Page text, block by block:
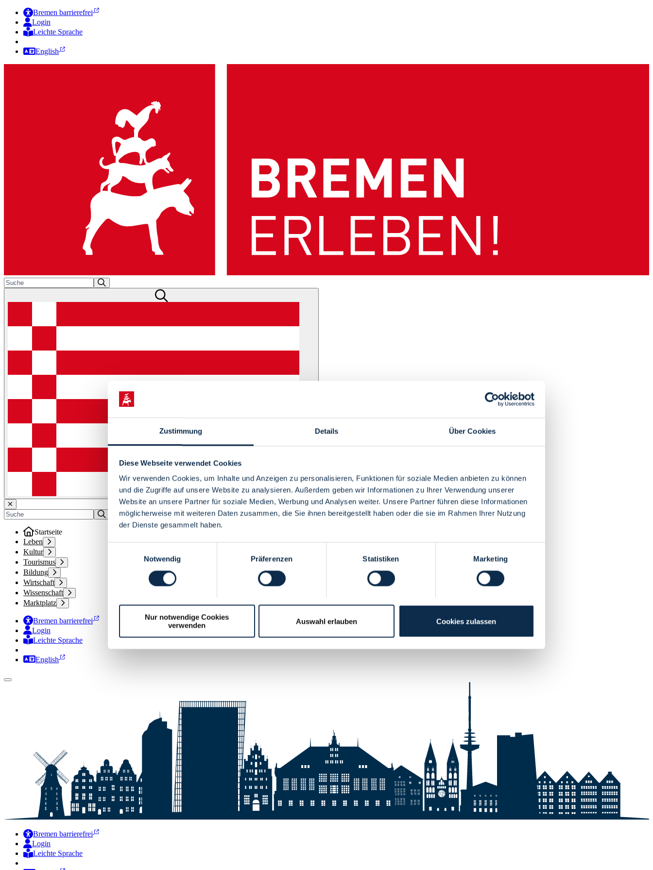
Zustimmung Details Über Cookies
Diese Webseite verwendet Cookies
Wir verwenden Cookies, um Inhalte und Anzeigen zu personalisieren, Funktionen für soziale Medien anbieten zu können
und die Zugriffe auf unsere Website zu analysieren. Außerdem geben wir Informationen zu Ihrer Verwendung unserer
Website an unsere Partner für soziale Medien, Werbung und Analysen weiter. Unsere Partner führen diese Informationen
möglicherweise mit weiteren Daten zusammen, die Sie ihnen bereitgestellt haben oder die sie im Rahmen Ihrer Nutzung
der Dienste gesammelt haben.
Notwendig
Präferenzen Statistiken Marketing
Nur notwendige Cookies
verwenden
Auswahl erlauben Cookies zulassen
Bremen barrierefrei
Login
Leichte Sprache
English
Menü
Startseite
Leben
Kultur
Tourismus
Bildung
Wirtschaft
Wissenschaft
Marktplatz
Bremen barrierefrei
Login
Leichte Sprache
Zur Deutschen Gebärdensprache
English
Bremen barrierefrei
Login
Leichte Sprache